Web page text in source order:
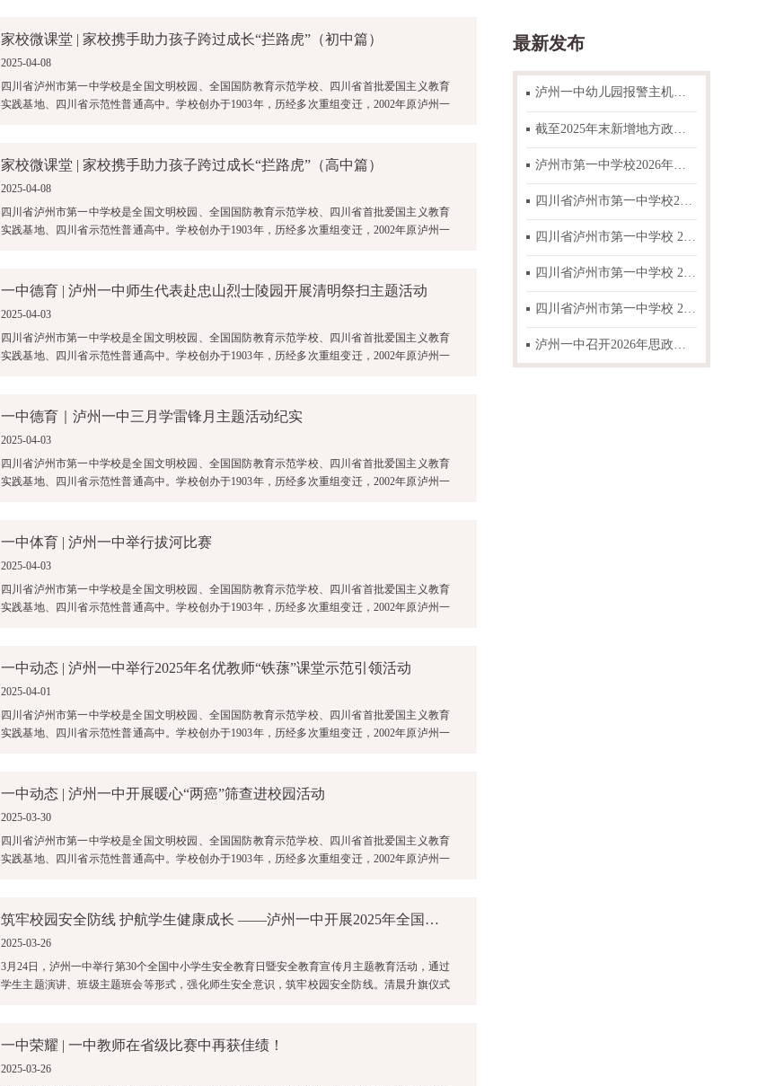
家校微课堂 | 家校携手助力孩子跨过成长“拦路虎”（初中篇）
2025-04-08
四川省泸州市第一中学校是全国文明校园、全国国防教育示范学校、四川省首批爱国主义教育
实践基地、四川省示范性普通高中。学校创办于1903年，历经多次重组变迁，2002年原泸州一
家校微课堂 | 家校携手助力孩子跨过成长“拦路虎”（高中篇）
2025-04-08
四川省泸州市第一中学校是全国文明校园、全国国防教育示范学校、四川省首批爱国主义教育
实践基地、四川省示范性普通高中。学校创办于1903年，历经多次重组变迁，2002年原泸州一
一中德育 | 泸州一中师生代表赴忠山烈士陵园开展清明祭扫主题活动
2025-04-03
四川省泸州市第一中学校是全国文明校园、全国国防教育示范学校、四川省首批爱国主义教育
实践基地、四川省示范性普通高中。学校创办于1903年，历经多次重组变迁，2002年原泸州一
一中德育｜泸州一中三月学雷锋月主题活动纪实
2025-04-03
四川省泸州市第一中学校是全国文明校园、全国国防教育示范学校、四川省首批爱国主义教育
实践基地、四川省示范性普通高中。学校创办于1903年，历经多次重组变迁，2002年原泸州一
一中体育 | 泸州一中举行拔河比赛
2025-04-03
四川省泸州市第一中学校是全国文明校园、全国国防教育示范学校、四川省首批爱国主义教育
实践基地、四川省示范性普通高中。学校创办于1903年，历经多次重组变迁，2002年原泸州一
一中动态 | 泸州一中举行2025年名优教师“铁蓀”课堂示范引领活动
2025-04-01
四川省泸州市第一中学校是全国文明校园、全国国防教育示范学校、四川省首批爱国主义教育
实践基地、四川省示范性普通高中。学校创办于1903年，历经多次重组变迁，2002年原泸州一
一中动态 | 泸州一中开展暖心“两癌”筛查进校园活动
2025-03-30
四川省泸州市第一中学校是全国文明校园、全国国防教育示范学校、四川省首批爱国主义教育
实践基地、四川省示范性普通高中。学校创办于1903年，历经多次重组变迁，2002年原泸州一
筑牢校园安全防线 护航学生健康成长 ——泸州一中开展2025年全国中小学安全教育日主题教育活动
2025-03-26
3月24日，泸州一中举行第30个全国中小学生安全教育日暨安全教育宣传月主题教育活动，通过
学生主题演讲、班级主题班会等形式，强化师生安全意识，筑牢校园安全防线。清晨升旗仪式
一中荣耀 | 一中教师在省级比赛中再获佳绩！
2025-03-26
最新发布
泸州一中幼儿园报警主机与可燃气体主机故障整改项目比选邀请函
截至2025年末新增地方政府一般债券情况表公示
泸州市第一中学校2026年春期 “高中国家助学金”“高中学费减免”“初中困难学生生活补助”资助学生名单公示
四川省泸州市第一中学校2026年零星搬运人工采购项目比选结果公告
四川省泸州市第一中学校 2026年零星搬运人工采购项目邀标函
四川省泸州市第一中学校 2026年“朝阳工程”项目拟推荐学生名单公示
四川省泸州市第一中学校 2026年度办公耗材采购项目比选结果公告
泸州一中召开2026年思政工作专题研讨会